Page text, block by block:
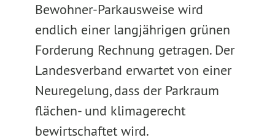
Bewohner-Parkausweise wird
endlich einer langjährigen grünen
Forderung Rechnung getragen. Der
Landesverband erwartet von einer
Neuregelung, dass der Parkraum
flächen- und klimagerecht
bewirtschaftet wird.